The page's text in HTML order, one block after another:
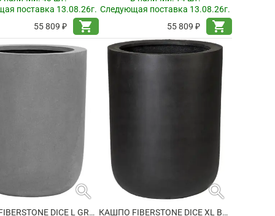
поставка 13.08.26г.
55 809 ₽
shopping_cart
Следующая поставка 13.08.26г.
55 809 ₽
shopping_cart
search
КАШПО FIBERSTONE DICE L GREY
search
КАШПО FIBERSTONE DICE XL BLACK